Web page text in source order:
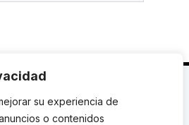
su experiencia de
o contenidos
Barcelona |T.: +34 93